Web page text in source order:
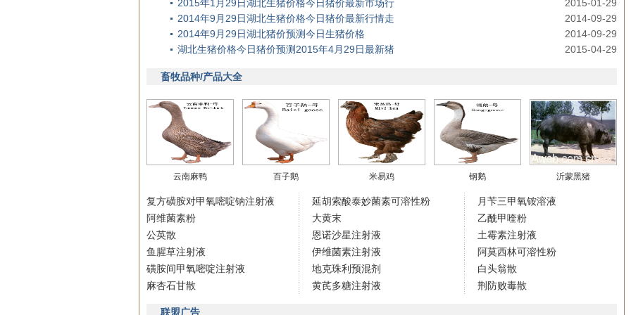
2015年1月29日湖北生猪价格今日猪价最新市场行
2015-01-29
2014年9月29日湖北生猪价格今日猪价最新行情走
2014-09-29
2014年9月29日湖北猪价预测今日生猪价格
2014-09-29
湖北生猪价格今日猪价预测2015年4月29日最新猪
2015-04-29
畜牧品种/产品大全
云南麻鸭 百子鹅 米易鸡 钢鹅 沂蒙黑猪
复方磺胺对甲氧嘧啶钠注射液
阿维菌素粉
公英散
鱼腥草注射液
磺胺间甲氧嘧啶注射液
麻杏石甘散
延胡索酸泰妙菌素可溶性粉
大黄末
恩诺沙星注射液
伊维菌素注射液
地克珠利预混剂
黄芪多糖注射液
月苄三甲氧铵溶液
乙酰甲喹粉
土霉素注射液
阿莫西林可溶性粉
白头翁散
荆防败毒散
联盟广告